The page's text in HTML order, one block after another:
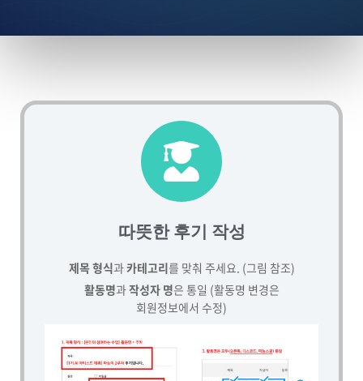
따뜻한 후기 작성
제목 형식과카테고리를 맞춰 주세요. (그림 참조)
활동명과작성자 명은 통일 (활동명 변경은
회원정보에서 수정)